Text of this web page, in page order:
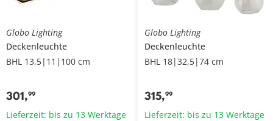
Globo Lighting
Deckenleuchte
BHL 13,5|11|100 cm
301,99
Lieferzeit: bis zu 13 Werktage
Globo Lighting
Deckenleuchte
BHL 18|32,5|74 cm
315,99
Lieferzeit: bis zu 13 Werktage